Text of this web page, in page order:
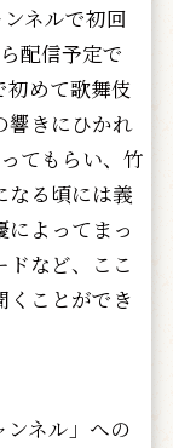
ネルで初回
配信予定で
めて歌舞伎
響きにひかれ
てもらい、竹
なる頃には義
よってまっ
など、ここ
くことができ
ネル」への